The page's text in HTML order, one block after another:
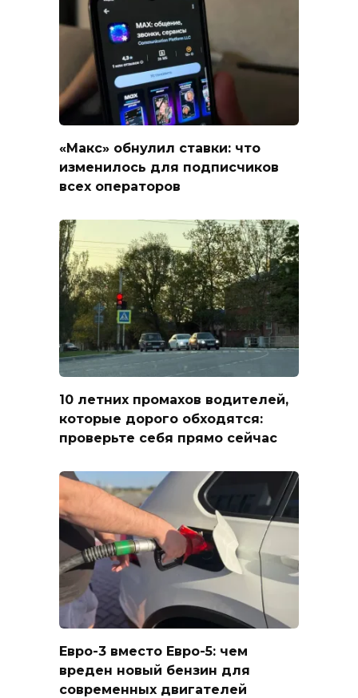
«Макс» обнулил ставки: что
изменилось для подписчиков
всех операторов
10 летних промахов водителей,
которые дорого обходятся:
проверьте себя прямо сейчас
Евро-3 вместо Евро-5: чем
вреден новый бензин для
современных двигателей